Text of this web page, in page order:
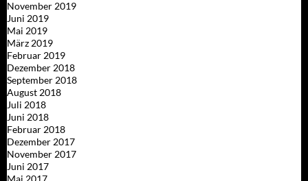
November 2019
Juni 2019
Mai 2019
März 2019
Februar 2019
Dezember 2018
September 2018
August 2018
Juli 2018
Juni 2018
Februar 2018
Dezember 2017
November 2017
Juni 2017
Mai 2017